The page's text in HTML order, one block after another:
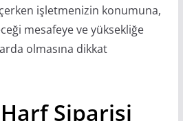
işletmenizin konumuna,
mesafeye ve yüksekliğe
olmasına dikkat
Siparişi